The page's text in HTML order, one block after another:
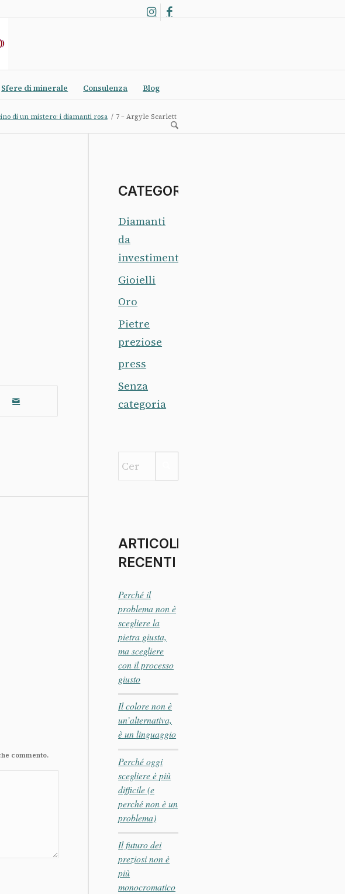
Sfere di minerale Consulenza Blog
di un mistero: i diamanti rosa / 7 – Argyle Scarlett
commento.
CATEGORIE
Diamanti
da
investimento
Gioielli
Oro
Pietre
preziose
press
Senza
categoria
ARTICOLI
RECENTI
Perché il
problema non è
scegliere la
pietra giusta,
ma scegliere
con il processo
giusto
Il colore non è
un’alternativa,
è un linguaggio
Perché oggi
scegliere è più
difficile (e
perché non è un
problema)
Il futuro dei
preziosi non è
più
monocromatico